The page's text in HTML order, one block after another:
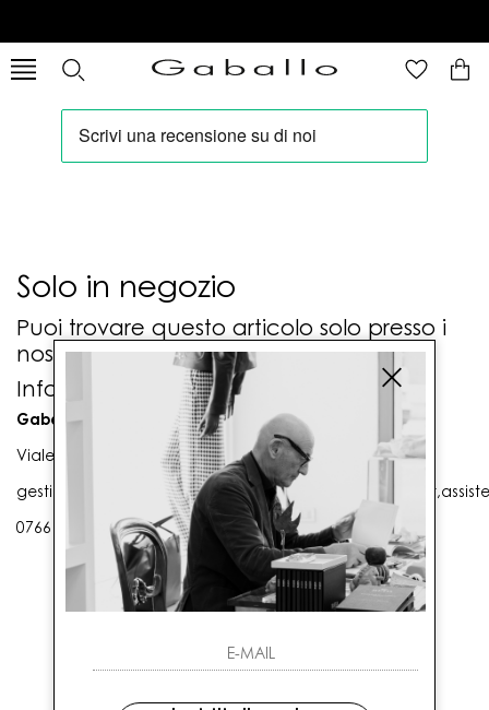
Solo in negozio
Puoi trovare questo articolo solo presso i
nostri punti vendita:
Info contatti
Gaballo Mario srl
Viale G. Matteotti n. 23 00053 Civitavecchia (RM)
0766 25656